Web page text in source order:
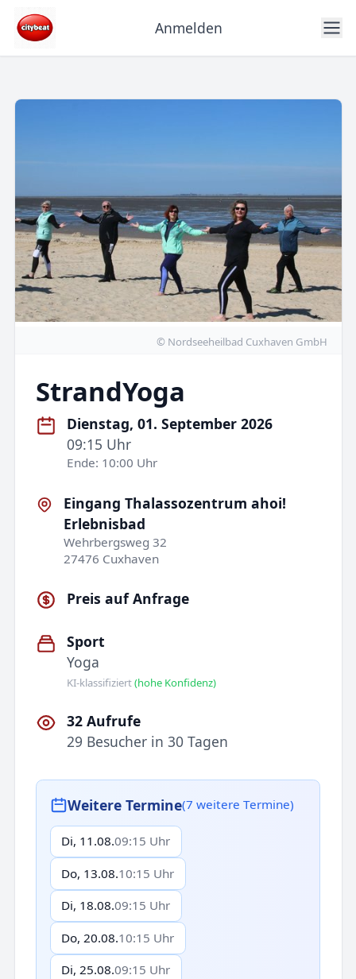
Anmelden
© Nordseeheilbad Cuxhaven GmbH
StrandYoga
Dienstag, 01. September 2026
09:15 Uhr
Ende: 10:00 Uhr
Eingang Thalassozentrum ahoi!
Erlebnisbad
Wehrbergsweg 32
27476 Cuxhaven
Preis auf Anfrage
Sport
Yoga
KI-klassifiziert(hohe Konfidenz)
32 Aufrufe
29 Besucher in 30 Tagen
Weitere Termine(7 weitere Termine)
Di, 11.08.09:15 Uhr
Do, 13.08.10:15 Uhr
Di, 18.08.09:15 Uhr
Do, 20.08.10:15 Uhr
Di, 25.08.09:15 Uhr